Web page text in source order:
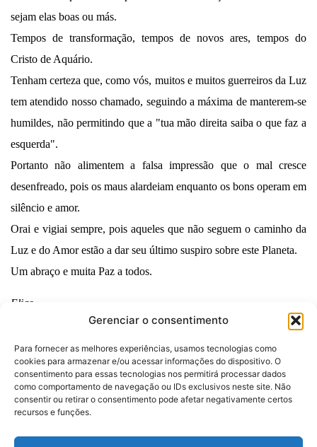
Gerenciar o consentimento
Para fornecer as melhores experiências, usamos tecnologias como
cookies para armazenar e/ou acessar informações do dispositivo. O
consentimento para essas tecnologias nos permitirá processar dados
como comportamento de navegação ou IDs exclusivos neste site. Não
consentir ou retirar o consentimento pode afetar negativamente certos
recursos e funções.
sejam elas boas ou más.
Tempos de transformação, tempos de novos ares, tempos do
Cristo de Aquário.
Tenham certeza que, como vós, muitos e muitos guerreiros da Luz
tem atendido nosso chamado, seguindo a máxima de manterem-se
humildes, não permitindo que a "tua mão direita saiba o que faz a
esquerda".
Portanto não alimentem a falsa impressão que o mal cresce
desenfreado, pois os maus alardeiam enquanto os bons operam em
silêncio e amor.
Orai e vigiai sempre, pois aqueles que não seguem o caminho da
Luz e do Amor estão a dar seu último suspiro sobre este Planeta.
Um abraço e muita Paz a todos.
Elias.